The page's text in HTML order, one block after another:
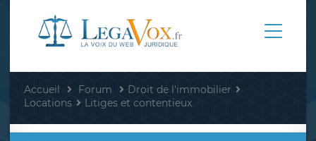
Accueil Forum
Droit de l'immobilier
Locations
Litiges et contentieux